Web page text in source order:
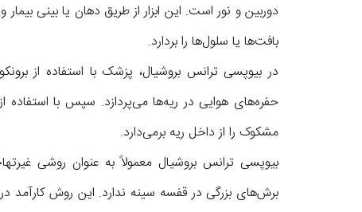
دوربین و نور است. این ابزار از طریق دهان یا بینی
بافت‌ها یا سلول‌ها را بردارد.
در بیوپسی ترانس بروشیال، پزشک با استفاده از
حفره‌های هوایی در ریه‌ها می‌پردازد. سپس با استفاده
مشکوک را از داخل ریه برمی‌دارد.
برش‌های بزرگی در قفسه سینه ندارد. این روش کارآمد